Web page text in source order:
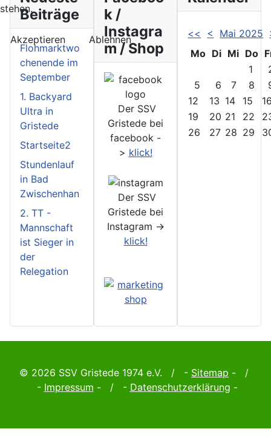
Beiträge
Flohmarktwo
chenende im
September
1. Backyard
Ultra in
Gristede
Startseite2
Stundenlauf
in Bad
Zwischenhan
2. TT -
Mannschaft
ist Sieger in
der
Relegation
k /
Instagra
m / Shop
Der SSV
Gristede bei
facebook -
> klick!
Der SSV
Gristede bei
Instagram ->
klick!
<< < Mai 2025
Mo Di Mi Do
1
5
6 7 8
12
13 14 15
19
20 21 22
26
27 28 29
© 2026 SSV Gristede 1974 e.V. / - Sitemap - /
- Impressum - / - Datenschutzerklärung -
stehen.
Akzeptieren Ablehnen